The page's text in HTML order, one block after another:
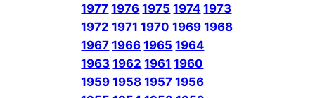
1977 1976 1975 1974 1973
1972 1971 1970 1969 1968
1967 1966 1965 1964
1963 1962 1961 1960
1959 1958 1957 1956